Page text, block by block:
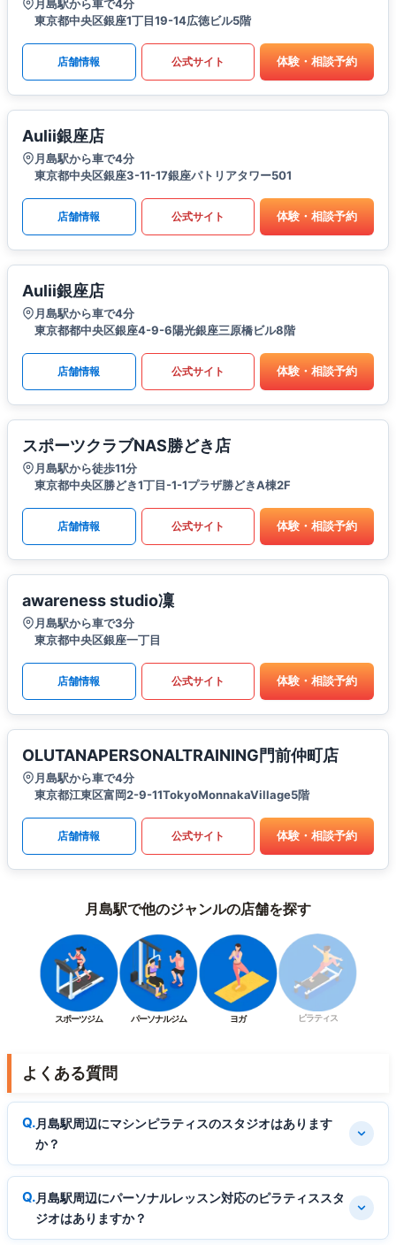
月島駅から車で4分
東京都中央区銀座1丁目19-14広徳ビル5階
店舗情報 公式サイト 体験・相談予約
Aulii銀座店
月島駅から車で4分
東京都中央区銀座3-11-17銀座パトリアタワー501
店舗情報 公式サイト 体験・相談予約
Aulii銀座店
月島駅から車で4分
東京都都中央区銀座4-9-6陽光銀座三原橋ビル8階
店舗情報 公式サイト 体験・相談予約
スポーツクラブNAS勝どき店
月島駅から徒歩11分
東京都中央区勝どき1丁目-1-1プラザ勝どきA棟2F
店舗情報 公式サイト 体験・相談予約
awareness studio凜
月島駅から車で3分
東京都中央区銀座一丁目
店舗情報 公式サイト 体験・相談予約
OLUTANAPERSONALTRAINING門前仲町店
月島駅から車で4分
東京都江東区富岡2-9-11TokyoMonnakaVillage5階
店舗情報 公式サイト 体験・相談予約
月島駅で他のジャンルの店舗を探す
スポーツジム パーソナルジム ヨガ ピラティス
よくある質問
月島駅周辺にマシンピラティスのスタジオはあります
か？
月島駅周辺にパーソナルレッスン対応のピラティススタ
ジオはありますか？